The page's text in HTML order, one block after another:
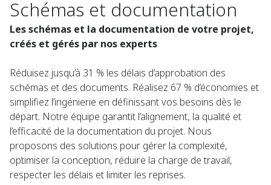
Schémas et documentation
Les schémas et la documentation de votre projet,
créés et gérés par nos experts
Réduisez jusqu’à 31 % les délais d’approbation des
schémas et des documents. Réalisez 67 % d’économies et
simplifiez l’ingénierie en définissant vos besoins dès le
départ. Notre équipe garantit l’alignement, la qualité et
l’efficacité de la documentation du projet. Nous
proposons des solutions pour gérer la complexité,
optimiser la conception, réduire la charge de travail,
respecter les délais et limiter les reprises.